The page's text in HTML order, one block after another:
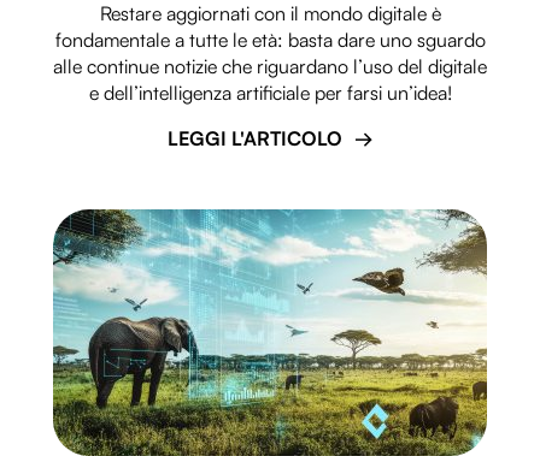
Restare aggiornati con il mondo digitale è
fondamentale a tutte le età: basta dare uno sguardo
alle continue notizie che riguardano l’uso del digitale
e dell’intelligenza artificiale per farsi un’idea!
LEGGI L'ARTICOLO